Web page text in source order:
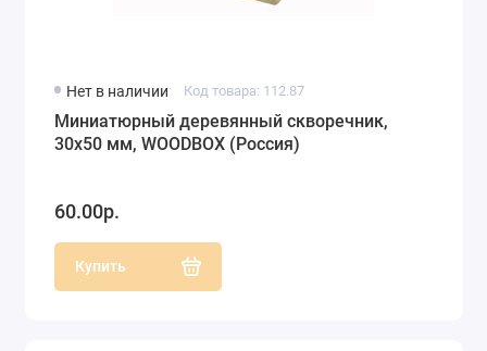
Нет в наличии Код товара: 112.87
Миниатюрный деревянный скворечник,
30х50 мм, WOODBOX (Россия)
60.00р.
Купить